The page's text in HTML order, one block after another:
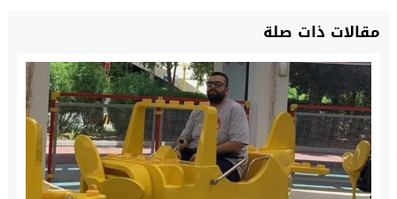
مقالات ذات صلة